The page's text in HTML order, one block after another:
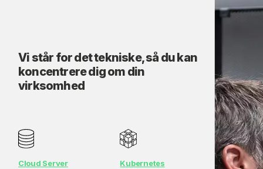
Vi står for det tekniske, så du kan
koncentrere dig om din
virksomhed
Cloud Server
Kubernetes